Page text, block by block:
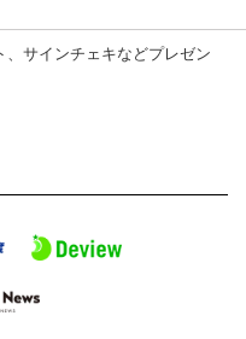
、サインチェキなどプレゼン